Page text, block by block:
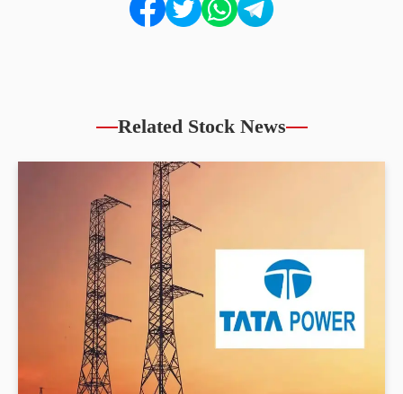
Related Stock News